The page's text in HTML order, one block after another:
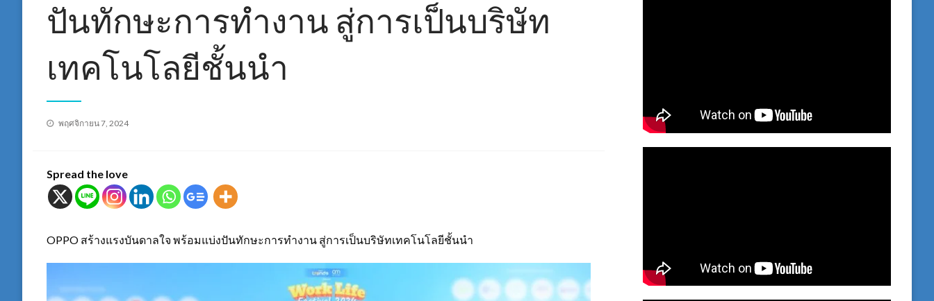
ปันทักษะการทำงาน สู่การเป็นบริษัท
เทคโนโลยีชั้นนำ
Posted
พฤศจิกายน 7, 2024
Spread the love
OPPO สร้างแรงบันดาลใจ พร้อมแบ่งปันทักษะการทำงาน สู่การเป็นบริษัทเทคโนโลยีชั้นนำ